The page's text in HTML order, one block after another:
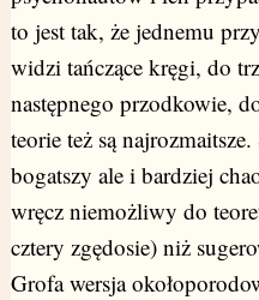
to jest tak, że jednemu
widzi tańczące kręgi, do
następnego przodkowie,
teorie też są
bogatszy ale i bardziej
wręcz niemożliwy do
cztery zgędosie) niż
Grofa wersja